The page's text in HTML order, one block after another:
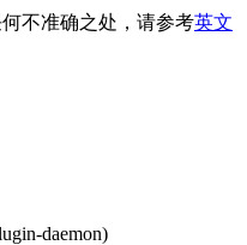
不准确之处，请参考英文
daemon)